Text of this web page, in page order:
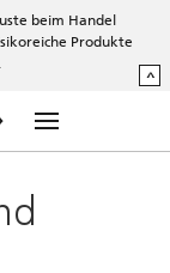
beim Handel
Produkte
^